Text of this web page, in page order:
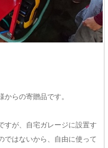
らの寄贈品です。
すが、自宅ガレージに設置す
ではないから、自由に使って